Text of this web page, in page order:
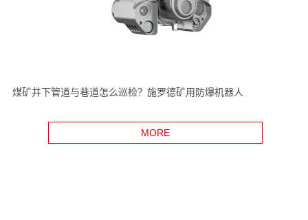
煤矿井下管道与巷道怎么巡检？施罗德矿用防爆机器人
MORE